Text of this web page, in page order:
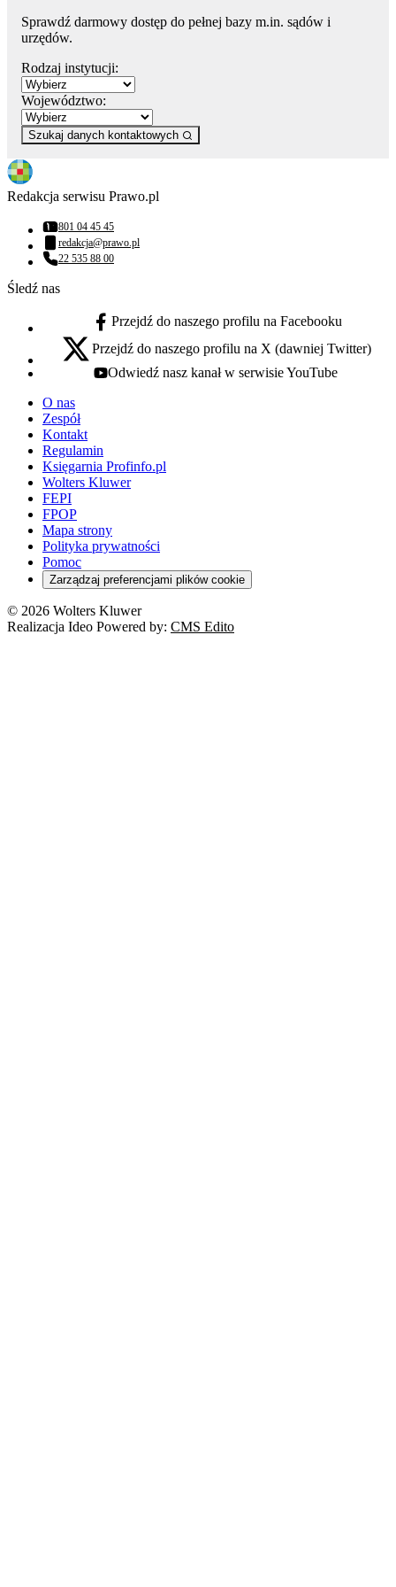
Sprawdź darmowy dostęp do pełnej bazy m.in. sądów i
urzędów.
Rodzaj instytucji:
Województwo:
Szukaj danych kontaktowych
Redakcja serwisu Prawo.pl
Numer telefonu:
801 04 45 45
Adres email:
redakcja@prawo.pl
Numer telefonu:
22 535 88 00
Śledź nas
facebook - otwiera się w nowej karcie
Przejdź do naszego profilu na Facebooku
x - otwiera się w nowej karcie
Przejdź do naszego profilu na X (dawniej Twitter)
youtube - otwiera się w nowej karcie
Odwiedź nasz kanał w serwisie YouTube
O nas
Zespół
Kontakt
Regulamin
Księgarnia Profinfo.pl
Wolters Kluwer
FEPI
FPOP
Mapa strony
Polityka prywatności
Pomoc
Zarządzaj preferencjami plików cookie
© 2026 Wolters Kluwer
Realizacja Ideo Powered by: CMS Edito